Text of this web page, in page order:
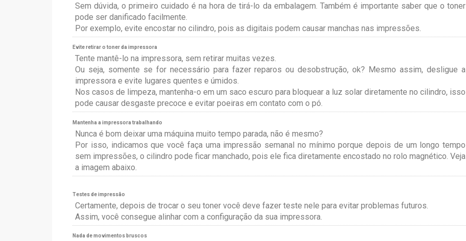
Sem dúvida, o primeiro cuidado é na hora de tirá-lo da embalagem. Também é importante saber que o toner
pode ser danificado facilmente.
Por exemplo, evite encostar no cilindro, pois as digitais podem causar manchas nas impressões.
Evite retirar o toner da impressora
Tente mantê-lo na impressora, sem retirar muitas vezes.
Ou seja, somente se for necessário para fazer reparos ou desobstrução, ok? Mesmo assim, desligue a
impressora e evite lugares quentes e úmidos.
Nos casos de limpeza, mantenha-o em um saco escuro para bloquear a luz solar diretamente no cilindro, isso
pode causar desgaste precoce e evitar poeiras em contato com o pó.
Mantenha a impressora trabalhando
Nunca é bom deixar uma máquina muito tempo parada, não é mesmo?
Por isso, indicamos que você faça uma impressão semanal no mínimo porque depois de um longo tempo
sem impressões, o cilindro pode ficar manchado, pois ele fica diretamente encostado no rolo magnético. Veja
a imagem abaixo.
Testes de impressão
Certamente, depois de trocar o seu toner você deve fazer teste nele para evitar problemas futuros.
Assim, você consegue alinhar com a configuração da sua impressora.
Nada de movimentos bruscos